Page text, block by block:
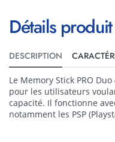
Détails produit
DESCRIPTION
Le Memory Stick PRO
pour les utilisateurs
capacité. Il fonctionne
notamment les PSP